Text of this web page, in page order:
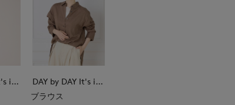
DAY by DAY It's international
DAY by DAY It's international
ブラウス